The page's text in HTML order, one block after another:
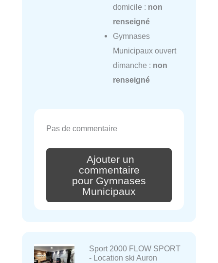
domicile : non
renseigné
Gymnases
Municipaux ouvert
dimanche : non
renseigné
Pas de commentaire
Ajouter un
commentaire
pour Gymnases
Municipaux
Sport 2000 FLOW SPORT
- Location ski Auron